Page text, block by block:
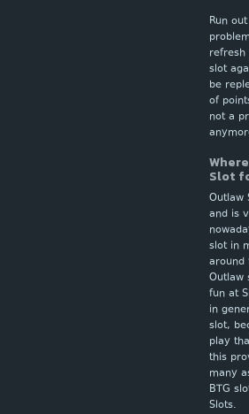
Run
refresh
slot
be
of
not a
Slot
Outlaw
and is
slot in
around
Outlaw
fun at
in
slot,
play
this
many
BTG
Slots.